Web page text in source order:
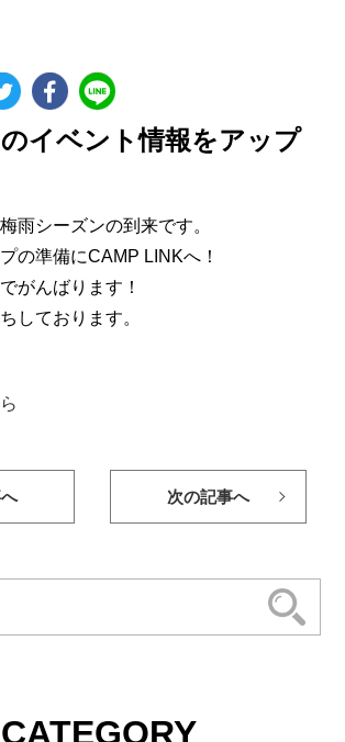
イベント情報をアップ
雨シーズンの到来です。
の準備にCAMP LINKへ！
がんばります！
しております。
次の記事へ
CATEGORY